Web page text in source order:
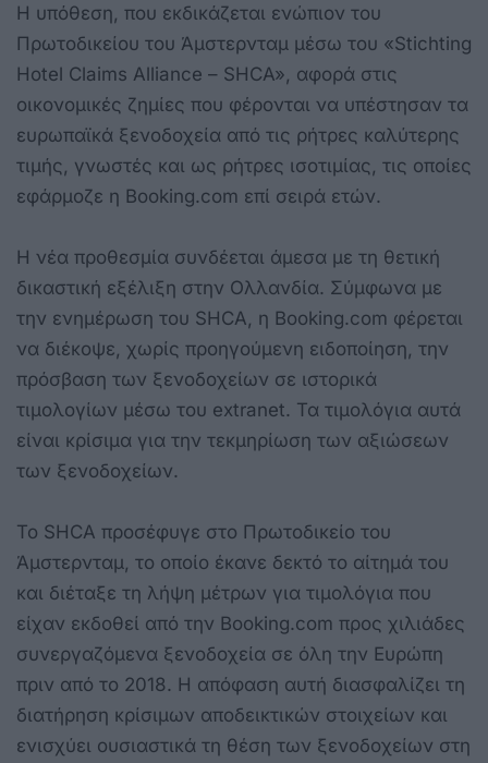
Η υπόθεση, που εκδικάζεται ενώπιον του
Πρωτοδικείου του Άμστερνταμ μέσω του «Stichting
Hotel Claims Alliance – SHCA», αφορά στις
οικονομικές ζημίες που φέρονται να υπέστησαν τα
ευρωπαϊκά ξενοδοχεία από τις ρήτρες καλύτερης
τιμής, γνωστές και ως ρήτρες ισοτιμίας, τις οποίες
εφάρμοζε η Booking.com επί σειρά ετών.
Η νέα προθεσμία συνδέεται άμεσα με τη θετική
δικαστική εξέλιξη στην Ολλανδία. Σύμφωνα με
την ενημέρωση του SHCA, η Booking.com φέρεται
να διέκοψε, χωρίς προηγούμενη ειδοποίηση, την
πρόσβαση των ξενοδοχείων σε ιστορικά
τιμολoγίων μέσω του extranet. Τα τιμολόγια αυτά
είναι κρίσιμα για την τεκμηρίωση των αξιώσεων
των ξενοδοχείων.
Το SHCA προσέφυγε στο Πρωτοδικείο του
Άμστερνταμ, το οποίο έκανε δεκτό το αίτημά του
και διέταξε τη λήψη μέτρων για τιμολόγια που
είχαν εκδοθεί από την Booking.com προς χιλιάδες
συνεργαζόμενα ξενοδοχεία σε όλη την Ευρώπη
πριν από το 2018. Η απόφαση αυτή διασφαλίζει τη
διατήρηση κρίσιμων αποδεικτικών στοιχείων και
ενισχύει ουσιαστικά τη θέση των ξενοδοχείων στη